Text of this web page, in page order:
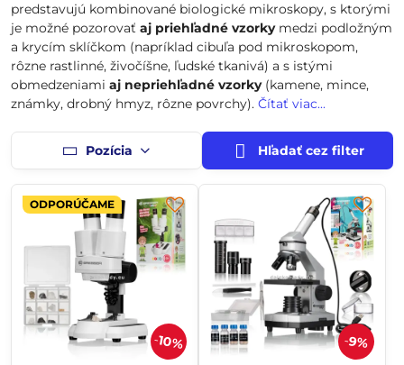
predstavujú kombinované biologické mikroskopy, s ktorými
je možné pozorovať aj priehľadné vzorkymedzi podložným
a krycím sklíčkom (napríklad cibuľa pod mikroskopom,
rôzne rastlinné, živočíšne, ľudské tkanivá) a s istými
obmedzeniami aj nepriehľadné vzorky(kamene, mince,
známky, drobný hmyz, rôzne povrchy). Čítať viac...
Pozícia Hľadať cez filter
10%
ODPORÚČAME
9%